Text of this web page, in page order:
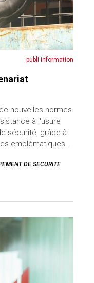
publi information
nouvelles normes
à l'usure
sécurité, grâce à
emblématiques…
DE SECURITE